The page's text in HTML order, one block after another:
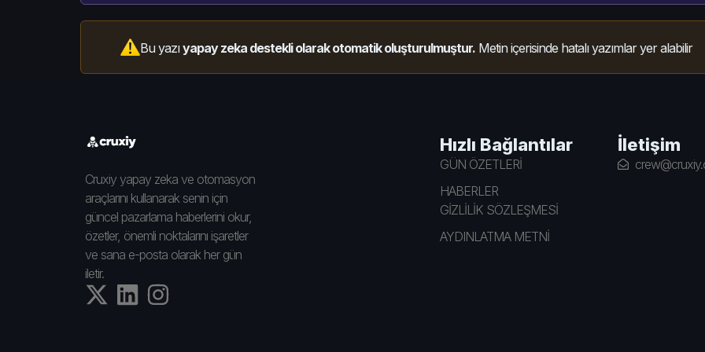
Bu yazıyapay zeka destekli olarak otomatik oluşturulmuştur. Metin içerisinde hatalı yazımlar yer alabilir
Cruxiy yapay zeka ve otomasyon
araçlarını kullanarak senin için
güncel pazarlama haberlerini okur,
özetler, önemli noktalarını işaretler
ve sana e-posta olarak her gün
iletir.
Hızlı Bağlantılar
GÜN ÖZETLERİ
HABERLER
GİZLİLİK SÖZLEŞMESİ
AYDINLATMA METNİ
İletişim